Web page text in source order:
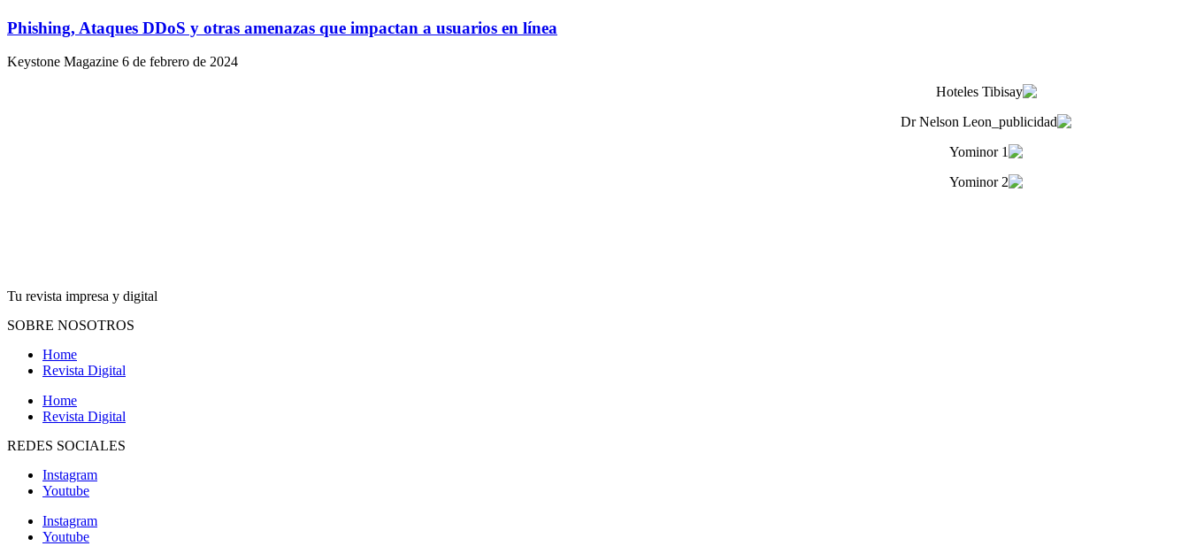
Phishing, Ataques DDoS y otras amenazas que impactan a usuarios en línea
Keystone Magazine 6 de febrero de 2024
Tu revista impresa y digital
SOBRE NOSOTROS
Home
Revista Digital
Home
Revista Digital
REDES SOCIALES
Instagram
Youtube
Instagram
Youtube